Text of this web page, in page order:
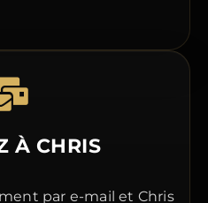
À CHRIS
par e-mail et Chris